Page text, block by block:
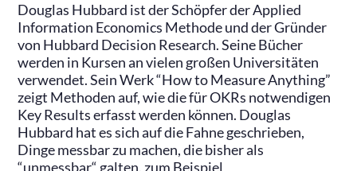
Douglas Hubbard ist der Schöpfer der Applied
Information Economics Methode und der Gründer
von Hubbard Decision Research. Seine Bücher
werden in Kursen an vielen großen Universitäten
verwendet. Sein Werk “How to Measure Anything”
zeigt Methoden auf, wie die für OKRs notwendigen
Key Results erfasst werden können. Douglas
Hubbard hat es sich auf die Fahne geschrieben,
Dinge messbar zu machen, die bisher als
“unmessbar“ galten, zum Beispiel